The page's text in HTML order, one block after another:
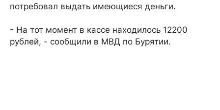
потребовал выдать имеющиеся деньги.
- На тот момент в кассе находилось 12200
рублей, - сообщили в МВД по Бурятии.